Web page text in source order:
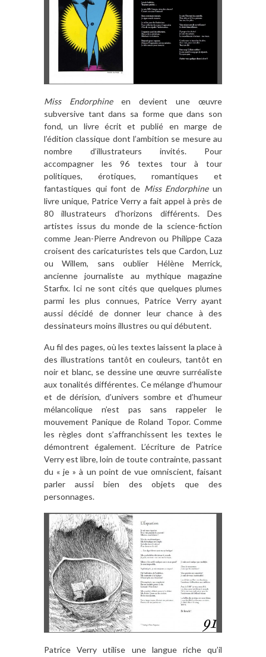
Miss Endorphineen devient une œuvre
subversive tant dans sa forme que dans son
fond, un livre écrit et publié en marge de
l’édition classique dont l’ambition se mesure au
nombre d’illustrateurs invités. Pour
accompagner les 96 textes tour à tour
politiques, érotiques, romantiques et
fantastiques qui font de Miss Endorphineun
livre unique, Patrice Verry a fait appel à près de
80 illustrateurs d’horizons différents. Des
artistes issus du monde de la science-fiction
comme Jean-Pierre Andrevon ou Philippe Caza
croisent des caricaturistes tels que Cardon, Luz
ou Willem, sans oublier Hélène Merrick,
ancienne journaliste au mythique magazine
Starfix. Ici ne sont cités que quelques plumes
parmi les plus connues, Patrice Verry ayant
aussi décidé de donner leur chance à des
dessinateurs moins illustres ou qui débutent.
Au fil des pages, où les textes laissent la place à
des illustrations tantôt en couleurs, tantôt en
noir et blanc, se dessine une œuvre surréaliste
aux tonalités différentes. Ce mélange d’humour
et de dérision, d’univers sombre et d’humeur
mélancolique n’est pas sans rappeler le
mouvement Panique de Roland Topor. Comme
les règles dont s’affranchissent les textes le
démontrent également. L’écriture de Patrice
Verry est libre, loin de toute contrainte, passant
du « je » à un point de vue omniscient, faisant
parler aussi bien des objets que des
personnages.
Patrice Verry utilise une langue riche qu’il